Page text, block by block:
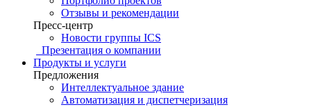
Отзывы и рекомендации
Пресс-центр
Новости группы ICS
Презентация о компании
Продукты и услуги
Предложения
Интеллектуальное здание
Автоматизация и диспетчеризация